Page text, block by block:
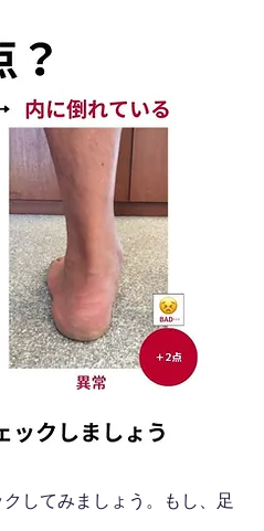
してみましょう。もし、足